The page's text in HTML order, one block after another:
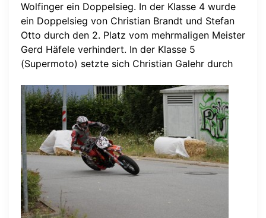
Wolfinger ein Doppelsieg. In der Klasse 4 wurde
ein Doppelsieg von Christian Brandt und Stefan
Otto durch den 2. Platz vom mehrmaligen Meister
Gerd Häfele verhindert. In der Klasse 5
(Supermoto) setzte sich Christian Galehr durch